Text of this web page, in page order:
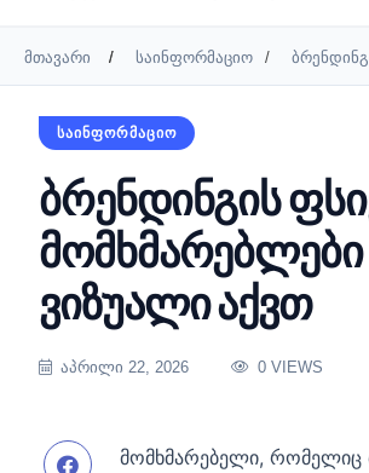
მთავარი საინფორმაციო
ᲡᲐᲘᲜᲤᲝᲠᲛᲐᲪᲘᲝ
ბრენდინგის
ვიზუალი აქვთ
ᲐᲞᲠᲘᲚᲘ 22, 2026 0 VIEWS
მომხმარებელი, რომელიც